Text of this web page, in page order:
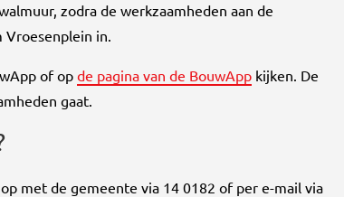
zodra de werkzaamheden aan de
Vroesenplein in.
of op de pagina van de BouwApp kijken. De
gaat.
met de gemeente via 14 0182 of per e-mail via